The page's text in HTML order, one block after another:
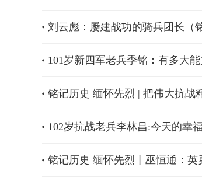
刘云彪：屡建战功的骑兵团长（
101岁新四军老兵季铭：有多大
铭记历史 缅怀先烈 | 把伟大抗战
102岁抗战老兵李林昌:今天的幸
铭记历史 缅怀先烈丨巫恒通：